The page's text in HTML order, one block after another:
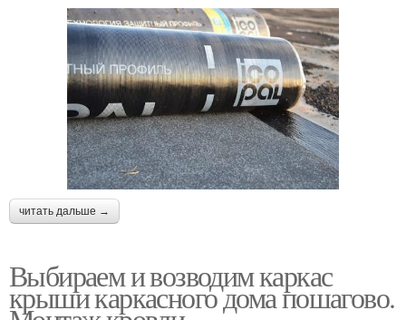
читать дальше →
Выбираем и возводим каркас
крыши каркасного дома пошагово.